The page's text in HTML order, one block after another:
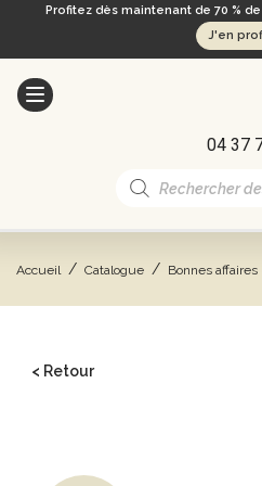
Profitez dès maintenant de 70 %
J'en
04 37
Recherche
de
Accueil / Catalogue / Bonnes affaires
< Retour